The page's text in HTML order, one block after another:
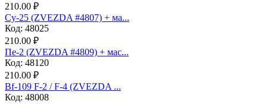
210.00 ₽
Су-25 (ZVEZDA #4807) + ма...
Код: 48025
210.00 ₽
Пе-2 (ZVEZDA #4809) + мас...
Код: 48120
210.00 ₽
Bf-109 F-2 / F-4 (ZVEZDA ...
Код: 48008